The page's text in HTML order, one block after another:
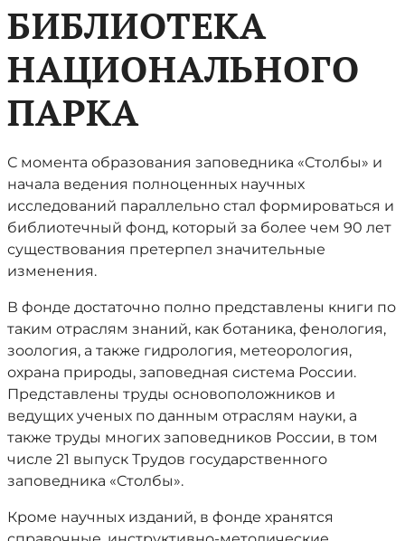
БИБЛИОТЕКА
НАЦИОНАЛЬНОГО
ПАРКА
С момента образования заповедника «Столбы» и
начала ведения полноценных научных
исследований параллельно стал формироваться и
библиотечный фонд, который за более чем 90 лет
существования претерпел значительные
изменения.
В фонде достаточно полно представлены книги по
таким отраслям знаний, как ботаника, фенология,
зоология, а также гидрология, метеорология,
охрана природы, заповедная система России.
Представлены труды основоположников и
ведущих ученых по данным отраслям науки, а
также труды многих заповедников России, в том
числе 21 выпуск Трудов государственного
заповедника «Столбы».
Кроме научных изданий, в фонде хранятся